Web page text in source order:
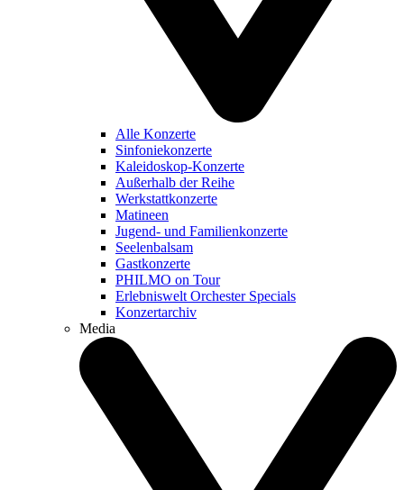
Alle Konzerte
Sinfoniekonzerte
Kaleidoskop-Konzerte
Außerhalb der Reihe
Werkstattkonzerte
Matineen
Jugend- und Familienkonzerte
Seelenbalsam
Gastkonzerte
PHILMO on Tour
Erlebniswelt Orchester Specials
Konzertarchiv
Media